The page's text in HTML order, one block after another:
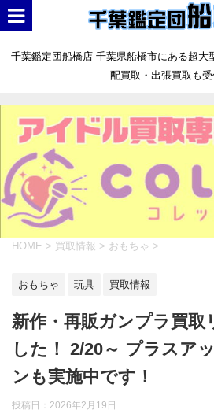
千葉鑑定団船橋店 千葉県船橋市にある超
配買取・出張買取も受
HOME > 買取情報 > おもちゃ >
おもちゃ 玩具 買取情報
新作・再販ガンプラ買取
した！ 2/20～ プラスア
ンも実施中です！
投稿日： 2026年2月19日